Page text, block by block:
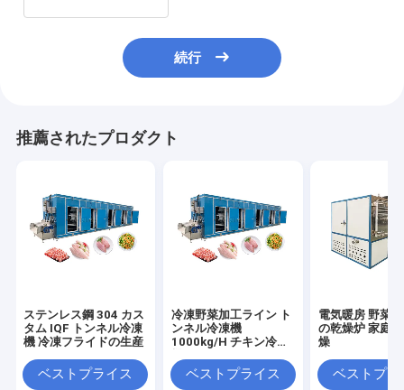
続行
推薦されたプロダクト
ステンレス鋼 304 カス
タム IQF トンネル冷凍
機 冷凍フライドの生産
ベストプライス
冷凍野菜加工ライン ト
ンネル冷凍機
1000kg/H チキン冷凍
ベストプライス
電気暖房 野菜
の乾燥炉 家庭
燥
ベストプラ